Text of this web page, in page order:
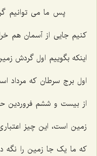
پس ما می توانیم
کنیم جایی از آسمان هم
اینکه بگوییم اول گردش
اول برج سرطان که مرداد
زمین است، این چیز
که ما یک جا زمین را نگه